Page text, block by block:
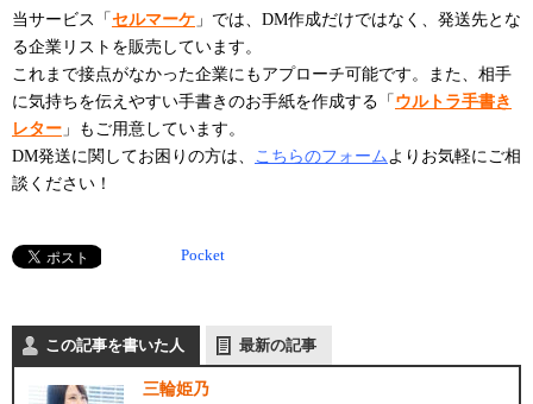
当サービス「 セルマーケ 」では、DM作成だけではなく、発送先とな
る企業リストを販売しています。
これまで接点がなかった企業にもアプローチ可能です。また、相手
に気持ちを伝えやすい手書きのお手紙を作成する「 ウルトラ手書き
レター 」もご用意しています。
DM発送に関してお困りの方は、
こちらのフォーム よりお気軽にご相
談ください！
Pocket
この記事を書いた人 最新の記事
三輪姫乃